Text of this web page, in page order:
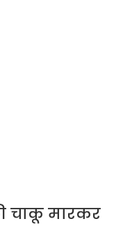
चाकू मारकर